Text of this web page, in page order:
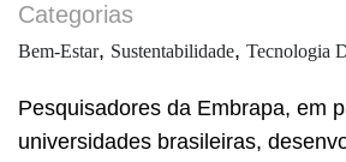
Categorias
Bem-Estar, Sustentabilidade, Tecnologia
Pesquisadores da Embrapa, em
universidades brasileiras,